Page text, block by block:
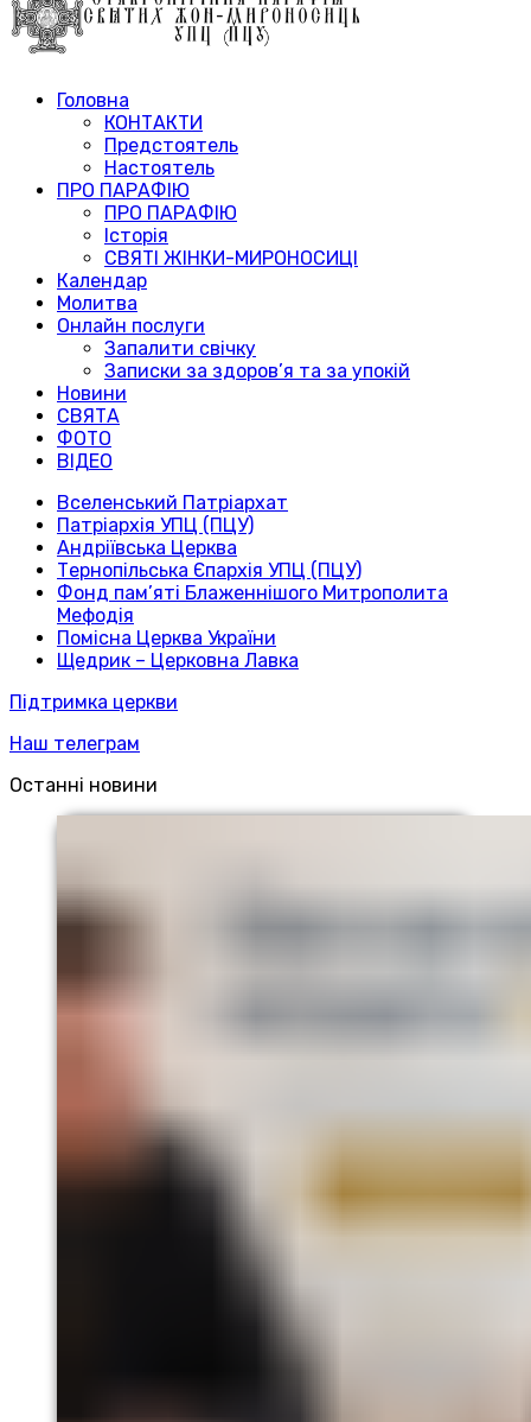
Головна
КОНТАКТИ
Предстоятель
Настоятель
ПРО ПАРАФІЮ
ПРО ПАРАФІЮ
Історія
СВЯТІ ЖІНКИ-МИРОНОСИЦІ
Календар
Молитва
Онлайн послуги
Запалити свічку
Записки за здоров’я та за упокій
Новини
СВЯТА
ФОТО
ВІДЕО
Вселенський Патріархат
Патріархія УПЦ (ПЦУ)
Андріївська Церква
Тернопільська Єпархія УПЦ (ПЦУ)
Фонд пам’яті Блаженнішого Митрополита
Мефодія
Помісна Церква України
Щедрик – Церковна Лавка
Підтримка церкви
Наш телеграм
Останні новини